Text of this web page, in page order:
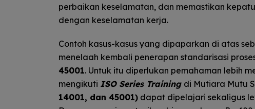
perbaikan keselamatan, dan memastikan
dengan keselamatan kerja.
Contoh kasus-kasus yang dipaparkan di atas
menelaah kembali penerapan standarisasi
45001. Untuk itu diperlukan pemahaman lebih
mengikuti ISO Series Training di Mutiara Mutu
14001, dan 45001) dapat dipelajari sekaligus